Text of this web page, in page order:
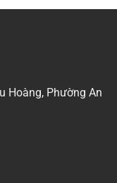
Hoàng, Phường An